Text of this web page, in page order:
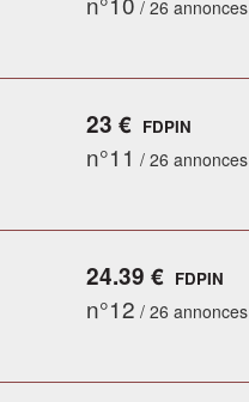
/ 26 annonces
23 € FDPIN
n°11 / 26 annonces
24.39 € FDPIN
n°12 / 26 annonces